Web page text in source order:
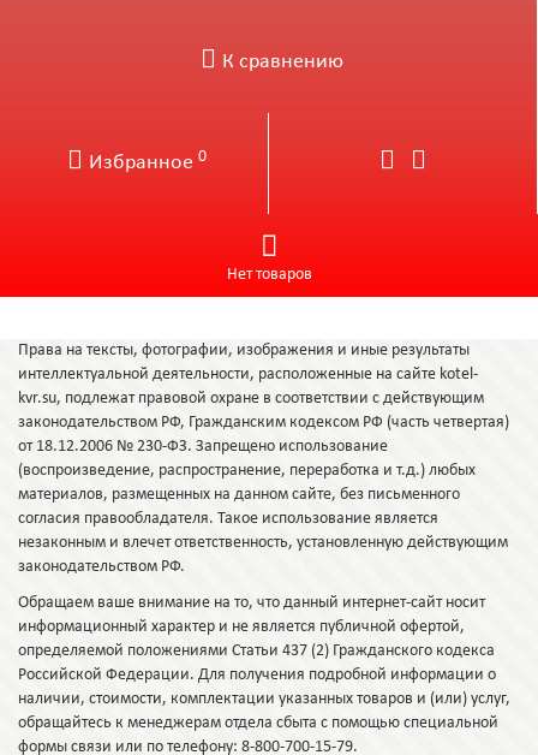
К сравнению
Избранное 0
Нет товаров
Права на тексты, фотографии, изображения и иные результаты
интеллектуальной деятельности, расположенные на сайте kotel-
kvr.su, подлежат правовой охране в соответствии с действующим
законодательством РФ, Гражданским кодексом РФ (часть четвертая)
от 18.12.2006 № 230-ФЗ. Запрещено использование
(воспроизведение, распространение, переработка и т.д.) любых
материалов, размещенных на данном сайте, без письменного
согласия правообладателя. Такое использование является
незаконным и влечет ответственность, установленную действующим
законодательством РФ.
Обращаем ваше внимание на то, что данный интернет-сайт носит
информационный характер и не является публичной офертой,
определяемой положениями Статьи 437 (2) Гражданского кодекса
Российской Федерации. Для получения подробной информации о
наличии, стоимости, комплектации указанных товаров и (или) услуг,
обращайтесь к менеджерам отдела сбыта с помощью специальной
формы связи или по телефону: 8-800-700-15-79.